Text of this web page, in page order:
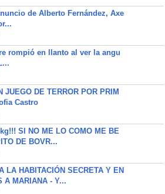
de Alberto Fernández, Axe
rompió en llanto al ver la angu
JUEGO DE TERROR POR PRIM
Castro
SI NO ME LO COMO ME BE
DE BOVR...
LA HABITACIÓN SECRETA Y EN
A MARIANA - Y...